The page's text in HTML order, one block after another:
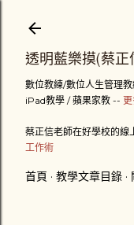
透明藍樂摸(蔡正
數位教練/數位人生管理
iPad教學 / 蘋果家教 --
蔡正信老師在好學校的線
工作術
首頁 教學文章目錄